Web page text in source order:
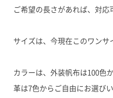
ご希望の長さがあれば、対応
サイズは、今現在このワンサ
カラーは、外装帆布は100色
革は7色からご自由にお選びい